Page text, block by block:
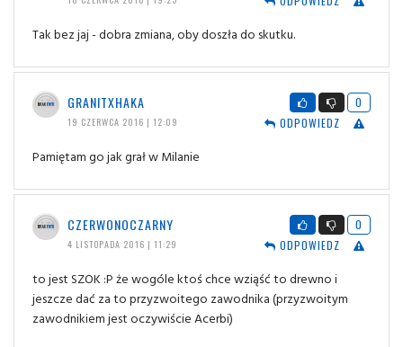
Tak bez jaj - dobra zmiana, oby doszła do skutku.
GRANITXHAKA
19 CZERWCA 2016 | 12:09
0
ODPOWIEDZ
Pamiętam go jak grał w Milanie
CZERWONOCZARNY
4 LISTOPADA 2016 | 11:29
0
ODPOWIEDZ
to jest SZOK :P że wogóle ktoś chce wziąść to drewno i
jeszcze dać za to przyzwoitego zawodnika (przyzwoitym
zawodnikiem jest oczywiście Acerbi)